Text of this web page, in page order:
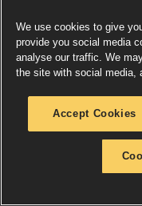
Middle-earth™
We use cookies to give
provide you social media
analyse our traffic. We
the site with social media,
Accept Cookies